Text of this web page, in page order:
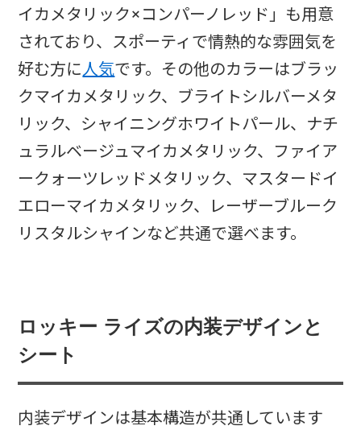
イカメタリック×コンパーノレッド」も用意
されており、スポーティで情熱的な雰囲気を
好む方に人気です。その他のカラーはブラッ
クマイカメタリック、ブライトシルバーメタ
リック、シャイニングホワイトパール、ナチ
ュラルベージュマイカメタリック、ファイア
ークォーツレッドメタリック、マスタードイ
エローマイカメタリック、レーザーブルーク
リスタルシャインなど共通で選べます。
ロッキー ライズの内装デザインと
シート
内装デザインは基本構造が共通しています